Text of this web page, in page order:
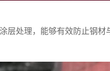
处理，能够有效防止钢材